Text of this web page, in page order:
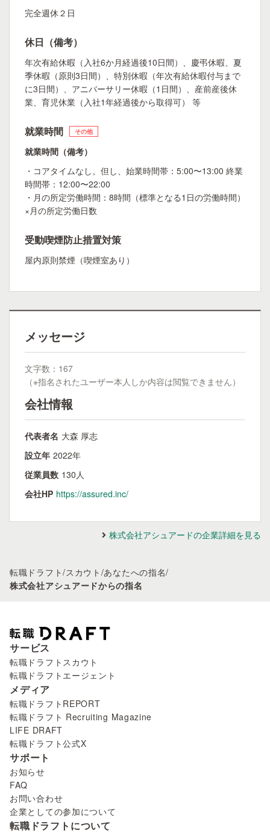
完全週休２日
休日（備考）
年次有給休暇（入社6か月経過後10日間）、慶弔休暇、夏
季休暇（原則3日間）、特別休暇（年次有給休暇付与まで
に3日間）、アニバーサリー休暇（1日間）、産前産後休
業、育児休業（入社1年経過後から取得可） 等
就業時間 その他
就業時間（備考）
・コアタイムなし。但し、始業時間帯：5:00〜13:00 終業
時間帯：12:00〜22:00
・月の所定労働時間：8時間（標準となる1日の労働時間）
×月の所定労働日数
受動喫煙防止措置対策
屋内原則禁煙（喫煙室あり）
メッセージ
文字数：167
（※指名されたユーザー本人しか内容は閲覧できません）
会社情報
代表者名 大森 厚志
設立年 2022年
従業員数 130人
会社HP https://assured.inc/
株式会社アシュアードの企業詳細を見る
転職ドラフト/スカウト /あなたへの指名/
株式会社アシュアードからの指名
サービス
転職ドラフトスカウト
転職ドラフトエージェント
メディア
転職ドラフトREPORT
転職ドラフト Recruiting Magazine
LIFE DRAFT
転職ドラフト公式X
サポート
お知らせ
FAQ
お問い合わせ
企業としての参加について
転職ドラフトについて